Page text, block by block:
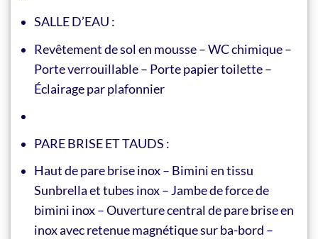
SALLE D’EAU :
Revêtement de sol en mousse – WC chimique –
Porte verrouillable – Porte papier toilette –
Éclairage par plafonnier
PARE BRISE ET TAUDS :
Haut de pare brise inox – Bimini en tissu
Sunbrella et tubes inox – Jambe de force de
bimini inox – Ouverture central de pare brise en
inox avec retenue magnétique sur ba-bord –